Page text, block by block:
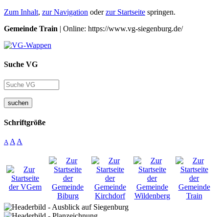
Zum Inhalt, zur Navigation oderzur Startseite springen.
Gemeinde Train | Online: https://www.vg-siegenburg.de/
Suche VG
suchen
Schriftgröße
A A A